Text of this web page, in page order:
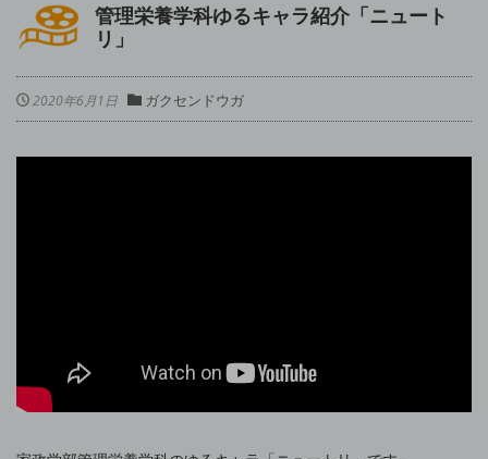
管理栄養学科ゆるキャラ紹介「ニュート
リ」
2020年6月1日 ガクセンドウガ